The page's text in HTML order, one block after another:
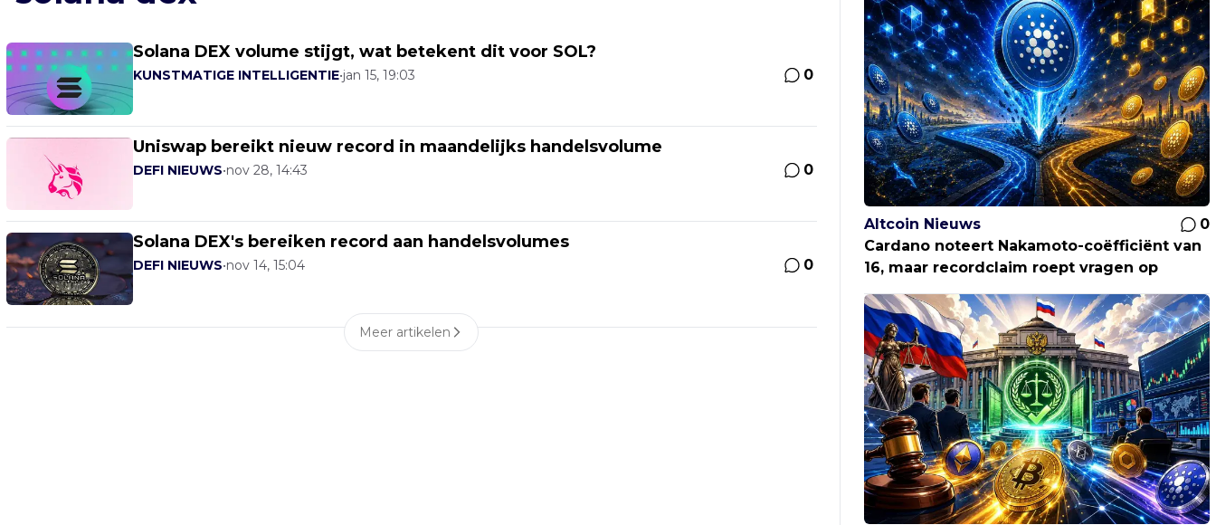
Solana DEX volume stijgt, wat betekent dit voor SOL?
KUNSTMATIGE INTELLIGENTIE•jan 15, 19:03 0
Uniswap bereikt nieuw record in maandelijks handelsvolume
DEFI NIEUWS•nov 28, 14:43 0
Solana DEX's bereiken record aan handelsvolumes
DEFI NIEUWS•nov 14, 15:04 0
Meer artikelen
Altcoin Nieuws
0
Cardano noteert Nakamoto-coëfficiënt van
16, maar recordclaim roept vragen op